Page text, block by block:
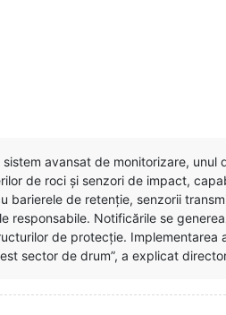
avansat de monitorizare,
de roci și senzori de impact,
barierele de retenție, senzorii
responsabile. Notificările se
de protecție. Implementarea
sector de drum”, a explicat